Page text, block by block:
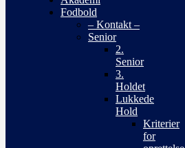
Fodbold
– Kontakt –
Senior
2.
Senior
3.
Holdet
Lukkede
Hold
Kriterier
for